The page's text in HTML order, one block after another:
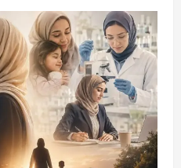
هاني
سليم
يكتب
:
زلزال
مصر..
دقائق
قليلة
هزت
الأرض
وأيقظت
القلوب
قبل
العيون